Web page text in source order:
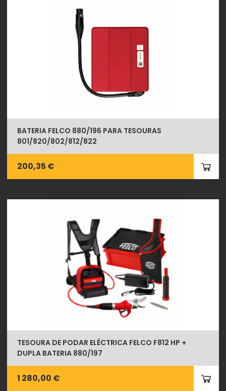
BATERIA FELCO 880/196 PARA TESOURAS
801/820/802/812/822
200,35 €
TESOURA DE PODAR ELÉCTRICA FELCO F812 HP +
DUPLA BATERIA 880/197
1 280,00 €